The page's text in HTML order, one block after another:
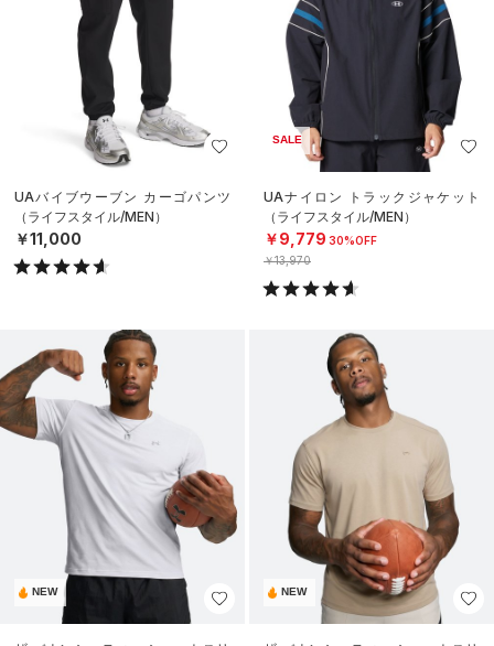
UAバイブウーブン カーゴパンツ
（ライフスタイル/MEN）
￥11,000
SALE
UAナイロン トラックジャケット
（ライフスタイル/MEN）
￥9,779 30%OFF
￥13,970
NEW NEW